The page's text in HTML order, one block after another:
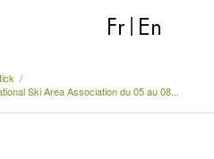
Fr En
/
Ski Area Association du 05 au 08...